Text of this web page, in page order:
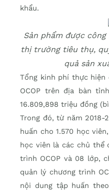
khẩu.
Sản phẩm được công
thị trường tiêu thụ,
quả sản
Tổng kinh phí thực hiện
OCOP trên địa bàn
16.809,898 triệu đồng
Trong đó, từ năm
huấn cho 1.570 học
học viên là các chủ thể
trình OCOP và 08 lớp,
quản lý chương trình
nội dung tập huấn